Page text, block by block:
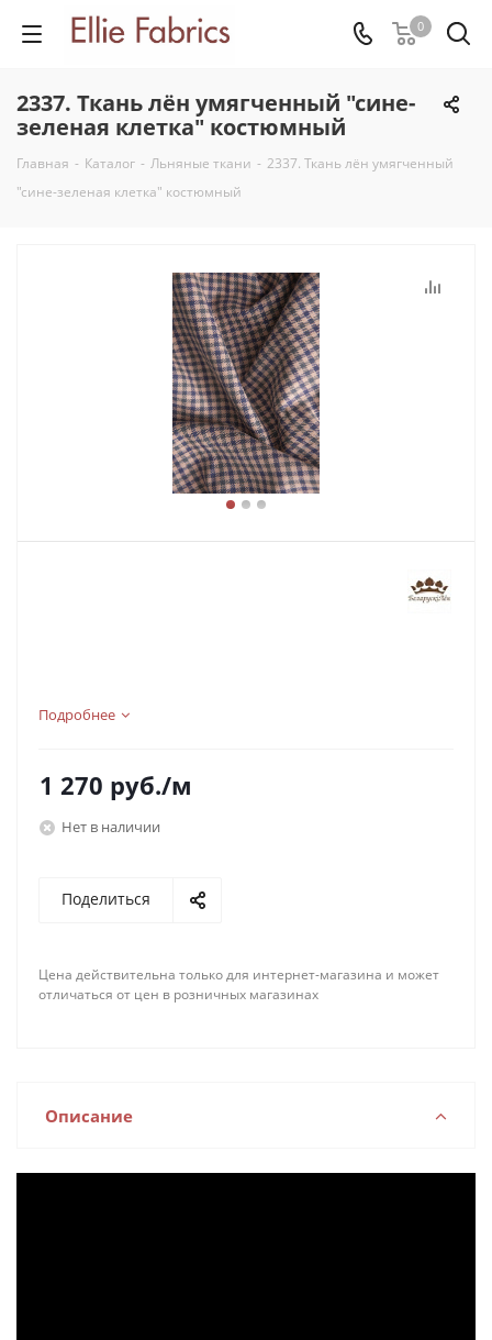
0
2337. Ткань лён умягченный "сине-
зеленая клетка" костюмный
Главная - Каталог - Льняные ткани - 2337. Ткань лён умягченный
"сине-зеленая клетка" костюмный
Подробнее
1 270 руб./м
Нет в наличии
Поделиться
Цена действительна только для интернет-магазина и может
отличаться от цен в розничных магазинах
Описание